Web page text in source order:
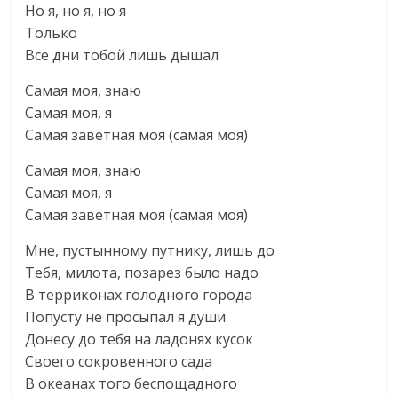
Но я, но я, но я
Только
Все дни тобой лишь дышал
Самая моя, знаю
Самая моя, я
Самая заветная моя (самая моя)
Самая моя, знаю
Самая моя, я
Самая заветная моя (самая моя)
Мне, пустынному путнику, лишь до
Тебя, милота, позарез было надо
В терриконах голодного города
Попусту не просыпал я души
Донесу до тебя на ладонях кусок
Своего сокровенного сада
В океанах того беспощадного